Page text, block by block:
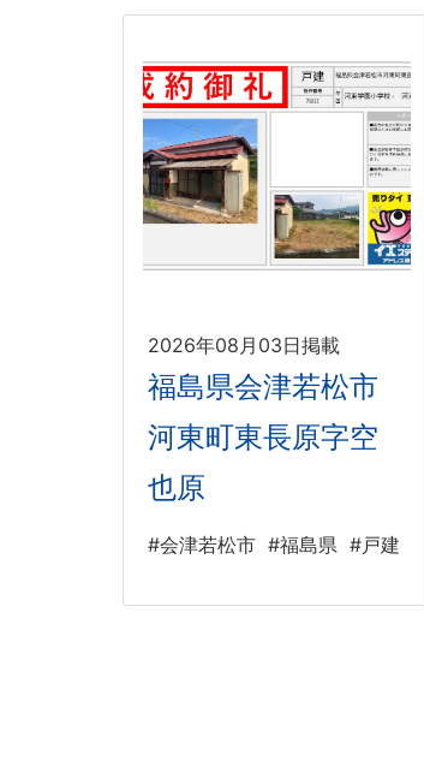
2026年08月03日掲載
福島県会津若松市
河東町東長原字空
也原
#会津若松市 #福島県 #戸建